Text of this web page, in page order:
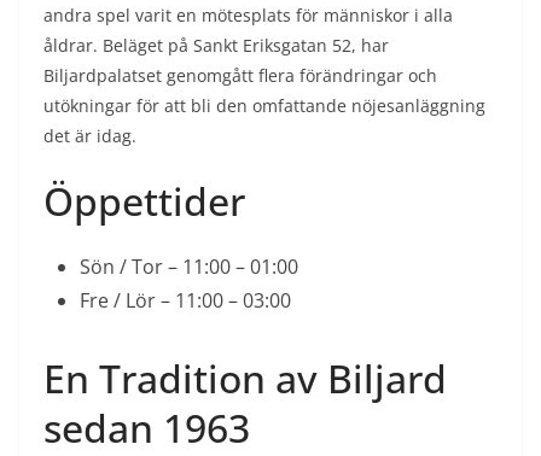
andra spel varit en mötesplats för människor i alla
åldrar. Beläget på Sankt Eriksgatan 52, har
Biljardpalatset genomgått flera förändringar och
utökningar för att bli den omfattande nöjesanläggning
det är idag.
Öppettider
Sön / Tor – 11:00 – 01:00
Fre / Lör – 11:00 – 03:00
En Tradition av Biljard
sedan 1963